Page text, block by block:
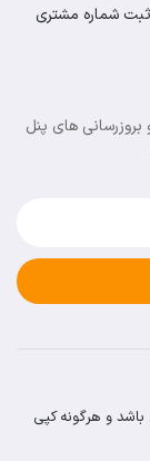
شماره مشتری
بروزرسانی های پنل
و هرگونه کپی